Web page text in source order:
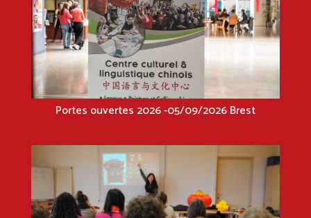
Portes ouvertes 2026 -05/09/2026 Brest